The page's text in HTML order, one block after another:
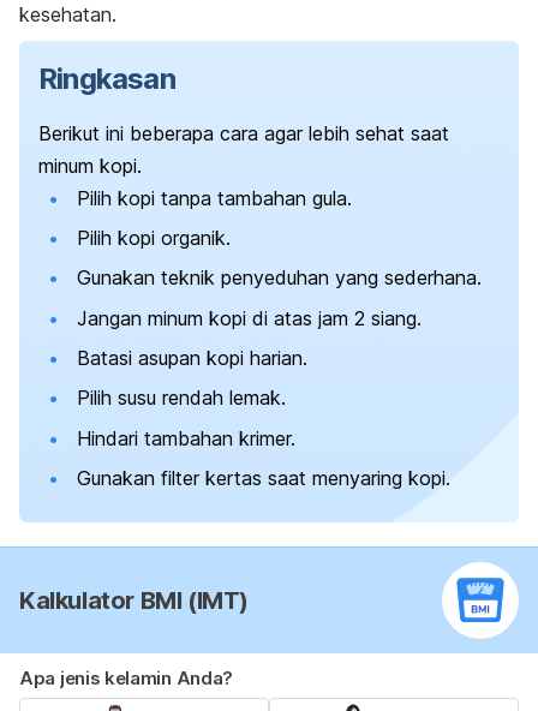
kesehatan.
Ringkasan
Berikut ini beberapa cara agar lebih sehat saat
minum kopi.
Pilih kopi tanpa tambahan gula.
Pilih kopi organik.
Gunakan teknik penyeduhan yang sederhana.
Jangan minum kopi di atas jam 2 siang.
Batasi asupan kopi harian.
Pilih susu rendah lemak.
Hindari tambahan krimer.
Gunakan filter kertas saat menyaring kopi.
Kalkulator BMI (IMT)
Apa jenis kelamin Anda?